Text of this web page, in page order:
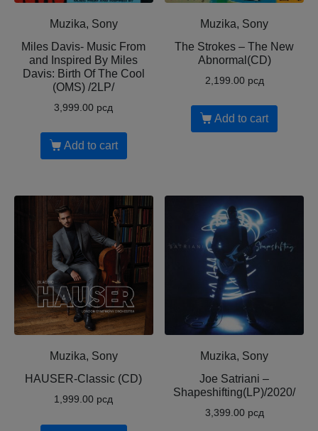
Muzika, Sony
Miles Davis- Music From
and Inspired By Miles
Davis: Birth Of The Cool
(OMS) /2LP/
3,999.00 рсд
Add to cart
Muzika, Sony
The Strokes – The New
Abnormal(CD)
2,199.00 рсд
Add to cart
Muzika, Sony
HAUSER-Classic (CD)
1,999.00 рсд
Muzika, Sony
Joe Satriani ‎–
Shapeshifting(LP)/2020/
3,399.00 рсд